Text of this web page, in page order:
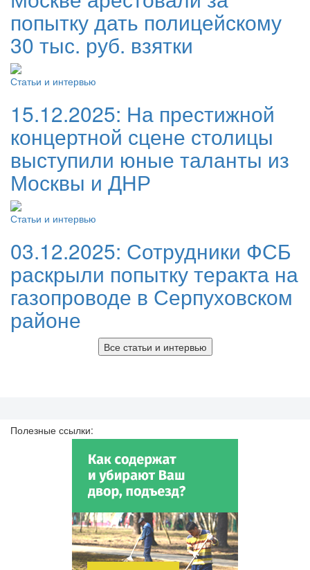
попытку дать полицейскому
30 тыс. руб. взятки
Статьи и интервью
15.12.2025: На престижной
концертной сцене столицы
выступили юные таланты из
Москвы и ДНР
Статьи и интервью
03.12.2025: Сотрудники ФСБ
раскрыли попытку теракта на
газопроводе в Серпуховском
районе
Все статьи и интервью
Полезные ссылки: